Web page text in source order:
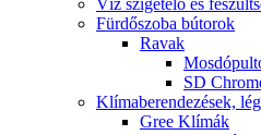
Víz szigetelő és
Fürdőszoba bútorok
Ravak
SD
Klímaberendezések,
Gree Klímák